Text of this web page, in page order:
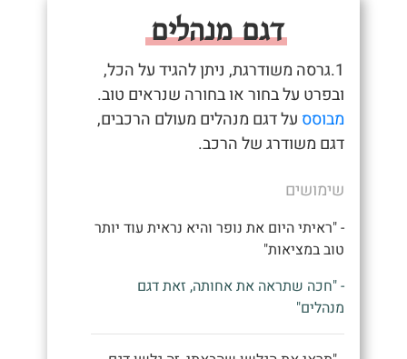
דגם מנהלים
1.גרסה משודרגת, ניתן להגיד על הכל,
ובפרט על בחור או בחורה שנראים טוב.
מבוסס על דגם מנהלים מעולם הרכבים,
דגם משודרג של הרכב.
שימושים
- "ראיתי היום את נופר והיא נראית עוד יותר
טוב במציאות"
- "חכה שתראה את אחותה, זאת דגם
מנהלים"